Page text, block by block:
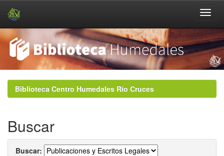
navigationBiblioteca Centro Humedales Río Cruces
Buscar
Buscar: